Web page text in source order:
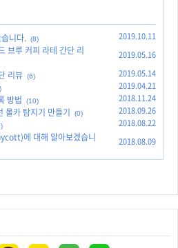
니다. (8) 2019.10.11
브루 커피 라테 간단 리
2019.05.16
리뷰 (6) 2019.05.14
2019.04.21
방법 (10) 2018.11.24
몰카 탐지기 만들기 (0) 2018.09.26
2018.08.22
에 대해 알아보겠습니
2018.08.09